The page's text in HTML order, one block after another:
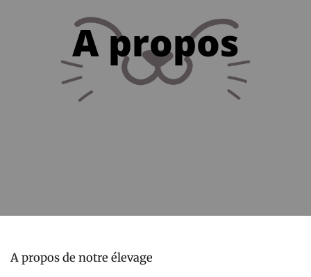
A propos
A propos de notre élevage